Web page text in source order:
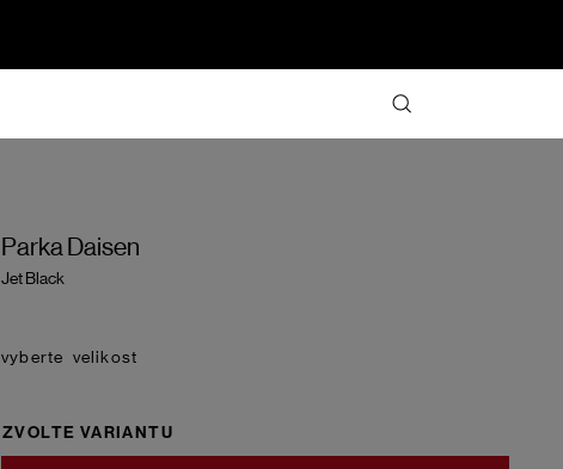
Parka Daisen
Jet Black
velikost
ZVOLTE VARIANTU